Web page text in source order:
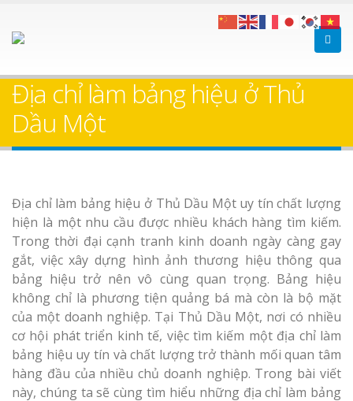
Địa chỉ làm bảng hiệu ở Thủ
Dầu Một
Địa chỉ làm bảng hiệu ở Thủ Dầu Một uy tín chất lượng
hiện là một nhu cầu được nhiều khách hàng tìm kiếm.
Trong thời đại cạnh tranh kinh doanh ngày càng gay
gắt, việc xây dựng hình ảnh thương hiệu thông qua
bảng hiệu trở nên vô cùng quan trọng. Bảng hiệu
không chỉ là phương tiện quảng bá mà còn là bộ mặt
của một doanh nghiệp. Tại Thủ Dầu Một, nơi có nhiều
cơ hội phát triển kinh tế, việc tìm kiếm một địa chỉ làm
bảng hiệu uy tín và chất lượng trở thành mối quan tâm
hàng đầu của nhiều chủ doanh nghiệp. Trong bài viết
này, chúng ta sẽ cùng tìm hiểu những địa chỉ làm bảng